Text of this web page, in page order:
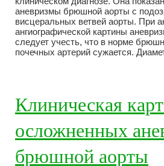
аневризмы брюшной аорты с
висцеральных ветвей аорты. При
ангиографической картины
следует учесть, что в норме
почечных артерий сужается.
Клиническая
осложненных
брюшной аорты